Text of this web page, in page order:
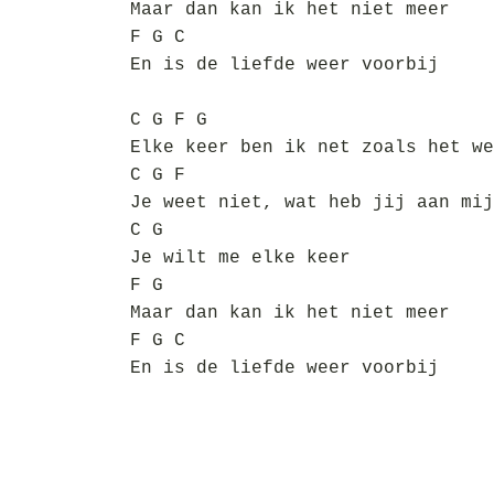
Maar dan kan ik het niet meer
F G C
En is de liefde weer voorbij
C G F G
Elke keer ben ik net zoals het
C G F
Je weet niet, wat heb jij aan mij
C G
Je wilt me elke keer
F G
Maar dan kan ik het niet meer
F G C
En is de liefde weer voorbij